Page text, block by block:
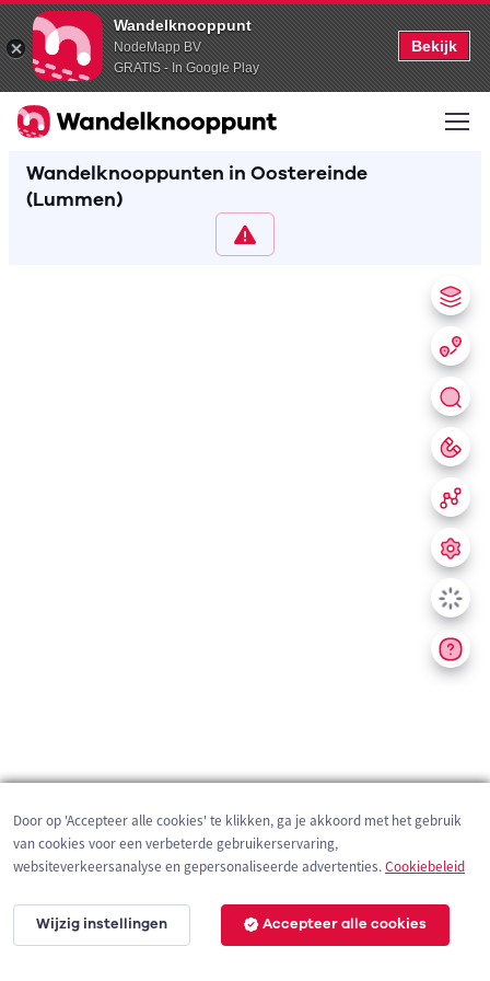
Wandelknooppunt
NodeMapp BV
GRATIS - In Google Play
Bekijk
Wandelknooppunten in Oostereinde
(Lummen)
200 m
Door op 'Accepteer alle cookies' te klikken, ga je akkoord met het gebruik
van cookies voor een verbeterde gebruikerservaring,
websiteverkeersanalyse en gepersonaliseerde advertenties.Cookiebeleid
Wijzig instellingen Accepteer alle cookies